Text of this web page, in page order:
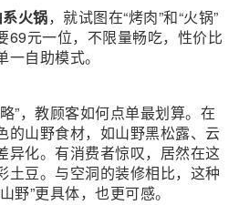
系火锅，就试图在“烤肉”和“火锅”
69元一位，不限量畅吃，性价比
自助模式。
”，教顾客如何点单最划算。在
的山野食材，如山野黑松露、云
异化。有消费者惊叹，居然在这
土豆。与空洞的装修相比，这种
野”更具体，也更可感。